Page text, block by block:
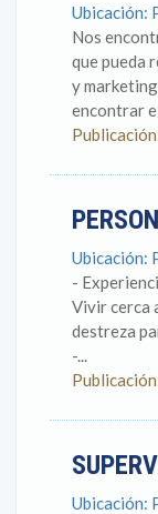
Ubicación:
Nos
que pueda
y
encontrar
Ubicación:
-
Vivir cerca
destreza
-...
Ubicación: